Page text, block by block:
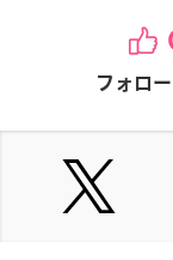
フォロ